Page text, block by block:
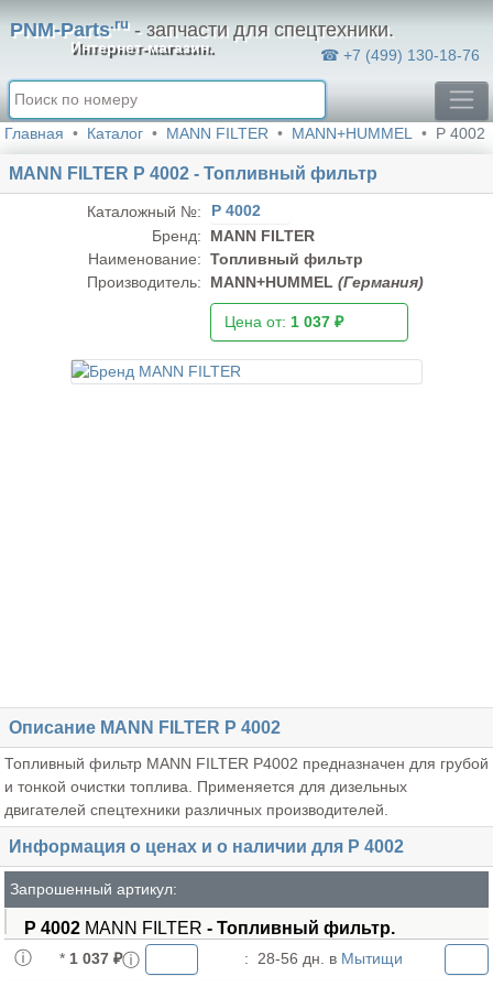
PNM-Parts.ru- запчасти для спецтехники.
Интернет-магазин. ☎ +7 (499) 130-18-76
Главная Каталог MANN FILTER MANN+HUMMEL P 4002
MANN FILTER P 4002 - Топливный фильтр
Каталожный №:
P 4002
Бренд:
MANN FILTER
Наименование: Топливный фильтр
Производитель:
MANN+HUMMEL(Германия)
Цена от: 1 037 ₽
Описание MANN FILTER P 4002
Топливный фильтр MANN FILTER P4002 предназначен для грубой
и тонкой очистки топлива. Применяется для дизельных
двигателей спецтехники различных производителей.
Информация о ценах и о наличии для P 4002
Запрошенный артикул:
P 4002 MANN FILTER - Топливный фильтр.
* 1 037 ₽ : 28-56 дн. в Мытищи